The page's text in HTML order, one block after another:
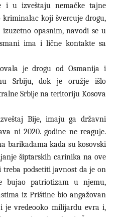
i u izveštaju nemačke tajne
kriminalac koji švercuje drogu,
opasnim, navodi se u
ima i lične kontakte sa
je drogu od Osmanija i
Srbiju, dok je oružje išlo
Srbije na teritoriju Kosova
Bije, imaju ga državni
ni 2020. godine ne reaguje.
barikadama kada su kosovski
šiptarskih carinika na ove
podsetiti javnost da je on
bujao patriotizam u njemu,
iz Prištine bio angažovan
je vredeooko milijardu evra i,